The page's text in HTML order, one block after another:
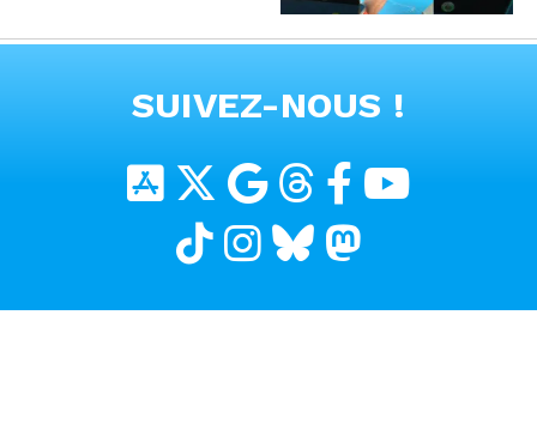
#voitureelectrique
SUIVEZ-NOUS !